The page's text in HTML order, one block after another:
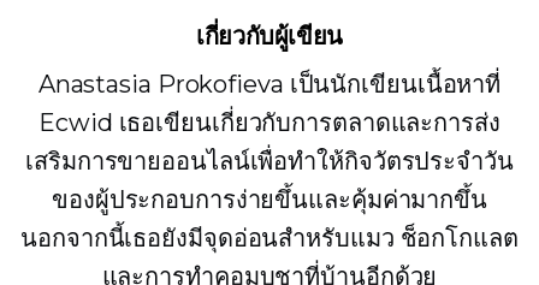
เกี่ยวกับผู้เขียน
Anastasia Prokofieva เป็นนักเขียนเนื้อหาที่
Ecwid เธอเขียนเกี่ยวกับการตลาดและการส่ง
เสริมการขายออนไลน์เพื่อทำให้กิจวัตรประจำวัน
ของผู้ประกอบการง่ายขึ้นและคุ้มค่ามากขึ้น
นอกจากนี้เธอยังมีจุดอ่อนสำหรับแมว ช็อกโกแลต
และการทำคอมบูชาที่บ้านอีกด้วย